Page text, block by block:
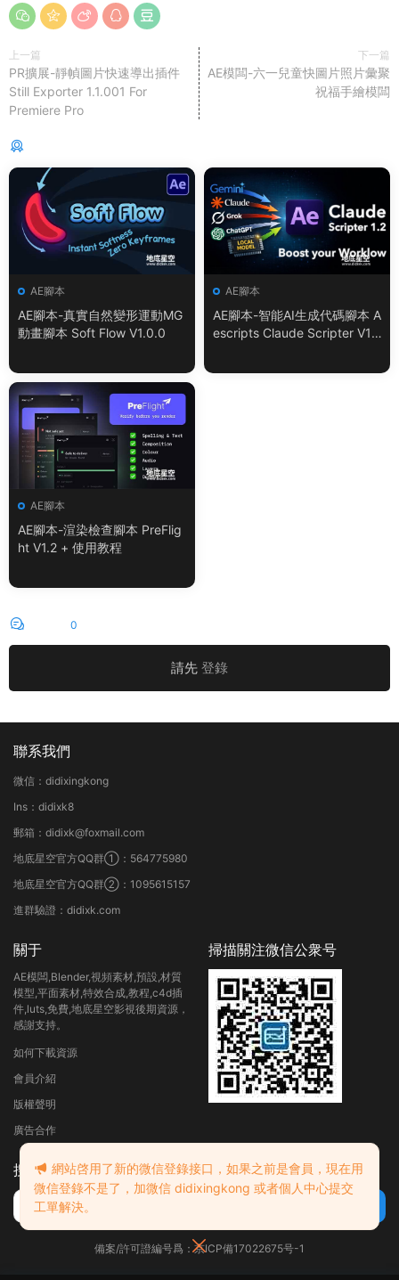
上一篇
PR擴展-靜幀圖片快速導出插件
Still Exporter 1.1.001 For
Premiere Pro
下一篇
AE模闆-六一兒童快圖片照片彙聚
祝福手繪模闆
AE腳本
AE腳本-真實自然變形運動MG
動畫腳本 Soft Flow V1.0.0
AE腳本
AE腳本-智能AI生成代碼腳本 A
escripts Claude Scripter V1.
AE腳本
AE腳本-渲染檢查腳本 PreFlig
ht V1.2 + 使用教程
0
請先 登錄
聯系我們
微信：didixingkong
Ins：didixk8
郵箱：didixk@foxmail.com
地底星空官方QQ群①：564775980
地底星空官方QQ群②：1095615157
進群驗證：didixk.com
關于
AE模闆,Blender,視頻素材,預設,材質
模型,平面素材,特效合成,教程,c4d插
件,luts,免費,地底星空影視後期資源，
感謝支持。
如何下載資源
會員介紹
版權聲明
廣告合作
掃描關注微信公衆号
搜索
備案/許可證編号爲：京ICP備17022675号-1
網站啓用了新的微信登錄接口，如果之前是會員，現在用
微信登錄不是了，加微信 didixingkong 或者個人中心提交
工單解決。